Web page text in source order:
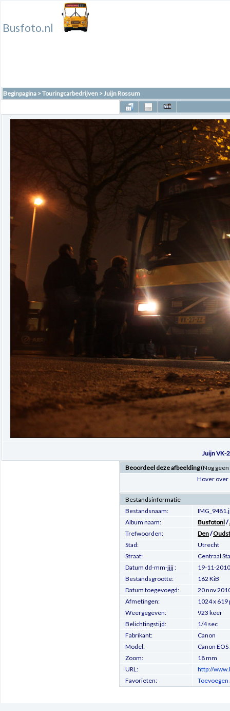
Busfoto.nl
Beginpagina >Touringcarbedrijven >Juijn Rossum
Juijn VK-
Beoordeel deze afbeelding(Nog
Hover over
Bestandsinformatie
Bestandsnaam:
Album naam:
Busfotonl/
Trefwoorden:
Den/
Stad:
Utrecht
Straat:
Centraal
Datum dd-mm-jjjj :
19-11-2010
Bestandsgrootte:
162 KiB
Datum toegevoegd:
20 nov
Afmetingen:
1024 x 619
Weergegeven:
923 keer
Belichtingstijd:
1/4 sec
Fabrikant:
Canon
Model:
Canon
Zoom:
18 mm
URL:
http://
Favorieten: